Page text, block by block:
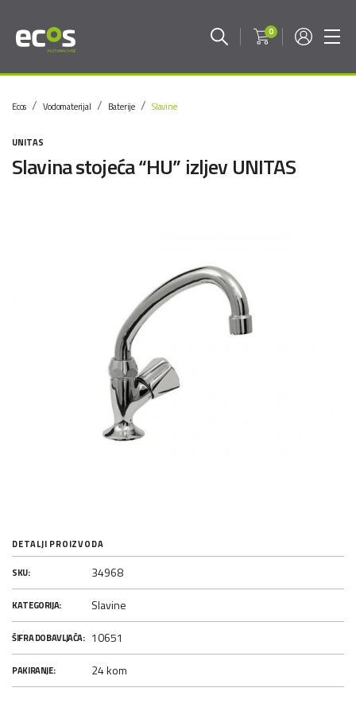
0
Ecos Vodomaterijal Baterije Slavine
UNITAS
Slavina stojeća “HU” izljev UNITAS
DETALJI PROIZVODA
SKU: 34968
KATEGORIJA: Slavine
ŠIFRA DOBAVLJAČA: 10651
PAKIRANJE: 24 kom